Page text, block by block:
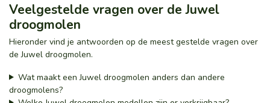
Veelgestelde vragen over de Juwel
droogmolen
Hieronder vind je antwoorden op de meest gestelde vragen over
de Juwel droogmolen.
Wat maakt een Juwel droogmolen anders dan andere
droogmolens?